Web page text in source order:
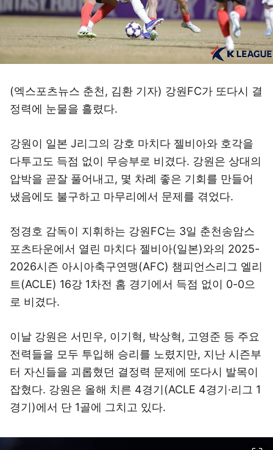
(엑스포츠뉴스 춘천, 김환 기자) 강원FC가 또다시 결
정력에 눈물을 흘렸다.
강원이 일본 J리그의 강호 마치다 젤비아와 호각을
다투고도 득점 없이 무승부로 비겼다. 강원은 상대의
압박을 곧잘 풀어내고, 몇 차례 좋은 기회를 만들어
냈음에도 불구하고 마무리에서 문제를 겪었다.
정경호 감독이 지휘하는 강원FC는 3일 춘천송암스
포츠타운에서 열린 마치다 젤비아(일본)와의 2025-
2026시즌 아시아축구연맹(AFC) 챔피언스리그 엘리
트(ACLE) 16강 1차전 홈 경기에서 득점 없이 0-0으
로 비겼다.
이날 강원은 서민우, 이기혁, 박상혁, 고영준 등 주요
전력들을 모두 투입해 승리를 노렸지만, 지난 시즌부
터 자신들을 괴롭혔던 결정력 문제에 또다시 발목이
잡혔다. 강원은 올해 치른 4경기(ACLE 4경기·리그 1
경기)에서 단 1골에 그치고 있다.